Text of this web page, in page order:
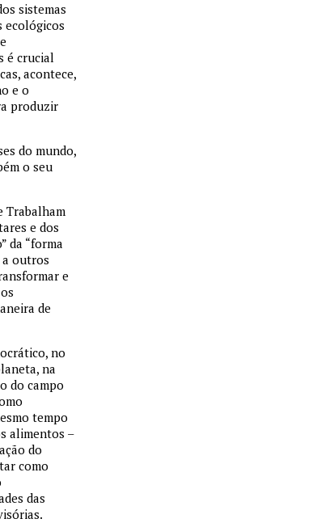
sistemas
ecológicos
é crucial
acontece,
e o
produzir
do mundo,
o seu
Trabalham
e dos
da “forma
a outros
e
de
no
na
do campo
tempo
alimentos –
do
como
das